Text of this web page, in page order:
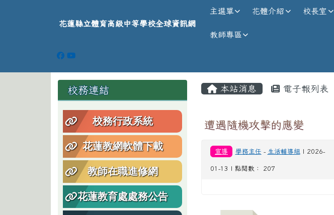
花蓮縣立體育高級中等學校全球資訊網
花蓮縣立體育高級中等學校全球資訊網
主選單 花體介紹 校長室
教師專區
左邊區域內容
校務連結
校務行政系統
花蓮教網軟體下載
教師在職進修網
花蓮教育處處務公告
主內容區域
本站消息 電子報列表
遭遇隨機攻擊的應變
宣導 學務主任 - 生活輔導組 | 2026-
01-13 | 點閱數： 207
頁尾區域